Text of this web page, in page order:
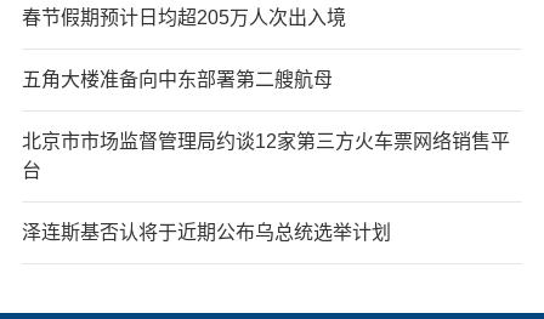
春节假期预计日均超205万人次出入境
五角大楼准备向中东部署第二艘航母
北京市市场监督管理局约谈12家第三方火车票网络销售平
台
泽连斯基否认将于近期公布乌总统选举计划